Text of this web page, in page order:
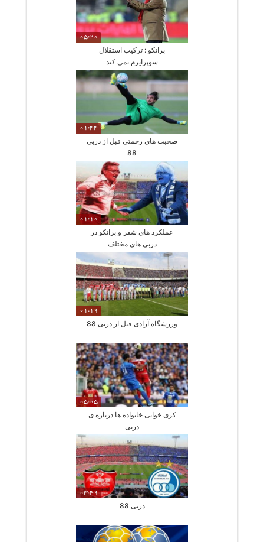
05:20
برانکو : ترکیب استقلال
سوپرایزم نمی کند
01:44
صحبت های رحمتی قبل از دربی
88
01:10
عملکرد های شفر و برانکو در
دربی های مختلف
01:19
ورزشگاه آزادی قبل از دربی 88
05:05
کری خوانی خانواده ها درباره ی
دربی
03:49
دربی 88